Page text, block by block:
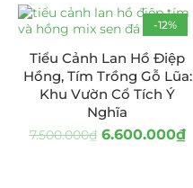
-12%
Tiểu Cảnh Lan Hồ Điệp
Hồng, Tím Trồng Gỗ Lũa:
Khu Vườn Cổ Tích Ý
Nghĩa
7.500.000₫ 6.600.000₫